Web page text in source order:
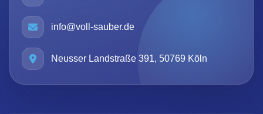
info@voll-sauber.de
Neusser Landstraße 391, 50769 Köln